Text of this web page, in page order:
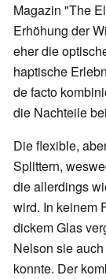
Magazin "The
Erhöhung der
eher die
haptische
de facto
die Nachteile
Die flexible,
Splittern,
die allerdings
wird. In keinem
dickem Glas
Nelson sie
konnte. Der